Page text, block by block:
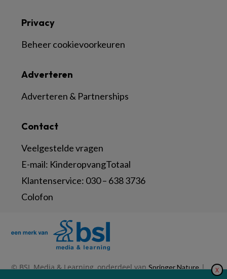
Contact
Veelgestelde vragen
E-mail: KinderopvangTotaal
Klantenservice: 030 – 638 3736
Colofon
Adverteren
Adverteren & Partnerships
Privacy
Beheer cookievoorkeuren
© BSL Media & Learning, onderdeel vanSpringer Nature| X